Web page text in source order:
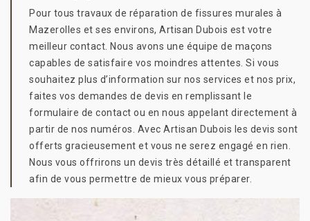
Pour tous travaux de réparation de fissures murales à
Mazerolles et ses environs, Artisan Dubois est votre
meilleur contact. Nous avons une équipe de maçons
capables de satisfaire vos moindres attentes. Si vous
souhaitez plus d’information sur nos services et nos prix,
faites vos demandes de devis en remplissant le
formulaire de contact ou en nous appelant directement à
partir de nos numéros. Avec Artisan Dubois les devis sont
offerts gracieusement et vous ne serez engagé en rien.
Nous vous offrirons un devis très détaillé et transparent
afin de vous permettre de mieux vous préparer.